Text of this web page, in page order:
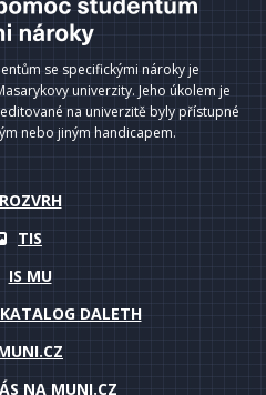
se specifickými nároky je
univerzity. Jeho úkolem je
na univerzitě byly přístupné
nebo jiným handicapem.
ROZVRH
TIS
IS MU
DALETH
NA MUNI.CZ